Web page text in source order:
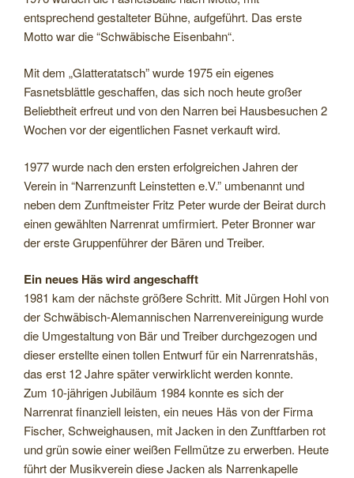
entsprechend gestalteter Bühne, aufgeführt. Das erste
Motto war die “Schwäbische Eisenbahn“.
Mit dem „Glatteratatsch” wurde 1975 ein eigenes
Fasnetsblättle geschaffen, das sich noch heute großer
Beliebtheit erfreut und von den Narren bei Hausbesuchen 2
Wochen vor der eigentlichen Fasnet verkauft wird.
1977 wurde nach den ersten erfolgreichen Jahren der
Verein in “Narrenzunft Leinstetten e.V.” umbenannt und
neben dem Zunftmeister Fritz Peter wurde der Beirat durch
einen gewählten Narrenrat umfirmiert. Peter Bronner war
der erste Gruppenführer der Bären und Treiber.
Ein neues Häs wird angeschafft
1981 kam der nächste größere Schritt. Mit Jürgen Hohl von
der Schwäbisch-Alemannischen Narrenvereinigung wurde
die Umgestaltung von Bär und Treiber durchgezogen und
dieser erstellte einen tollen Entwurf für ein Narrenratshäs,
das erst 12 Jahre später verwirklicht werden konnte.
Zum 10-jährigen Jubiläum 1984 konnte es sich der
Narrenrat finanziell leisten, ein neues Häs von der Firma
Fischer, Schweighausen, mit Jacken in den Zunftfarben rot
und grün sowie einer weißen Fellmütze zu erwerben. Heute
führt der Musikverein diese Jacken als Narrenkapelle